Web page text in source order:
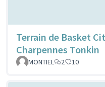
Terrain de Basket
Charpennes Tonkin
MONTIEL 2 10